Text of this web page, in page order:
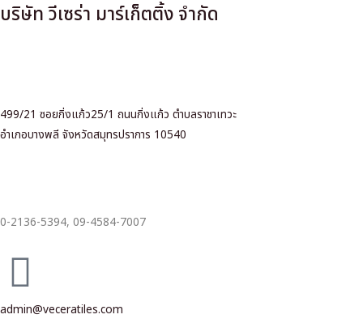
บริษัท วีเซร่า มาร์เก็ตติ้ง จำกัด
499/21 ซอยกิ่งแก้ว25/1 ถนนกิ่งแก้ว ตำบลราชาเทวะ
อำเภอบางพลี จังหวัดสมุทรปราการ 10540
0-2136-5394, 09-4584-7007
admin@veceratiles.com